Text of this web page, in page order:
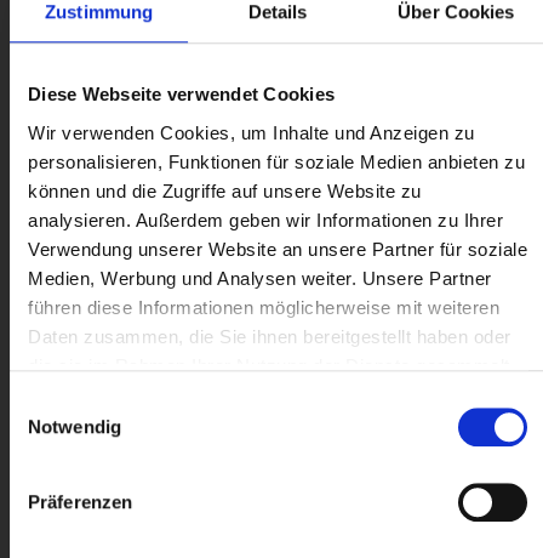
Zustimmung Details Über Cookies
Diese Webseite verwendet Cookies
Wir verwenden Cookies, um Inhalte und Anzeigen zu
personalisieren, Funktionen für soziale Medien anbieten zu
können und die Zugriffe auf unsere Website zu
analysieren. Außerdem geben wir Informationen zu Ihrer
Verwendung unserer Website an unsere Partner für soziale
Medien, Werbung und Analysen weiter. Unsere Partner
führen diese Informationen möglicherweise mit weiteren
Daten zusammen, die Sie ihnen bereitgestellt haben oder
Notwendig
Präferenzen